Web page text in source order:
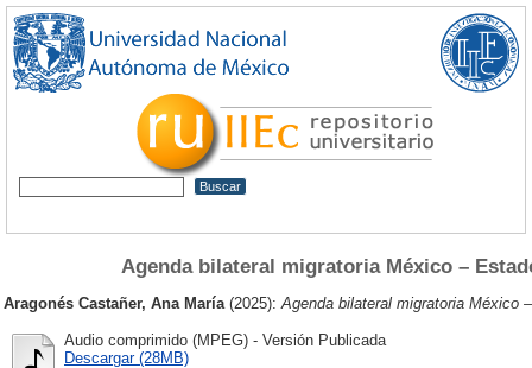
Agenda bilateral migratoria México –
Aragonés Castañer, Ana María (2025): Agenda bilateral migratoria México
Audio comprimido (MPEG) - Versión Publicada
Descargar (28MB)